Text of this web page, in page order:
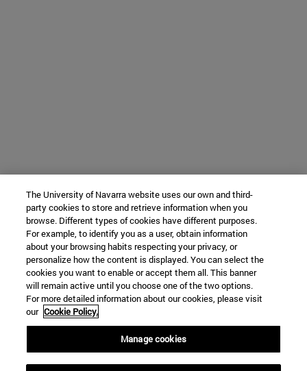
The University of Navarra website uses our own and third-
party cookies to store and retrieve information when you
browse. Different types of cookies have different purposes.
For example, to identify you as a user, obtain information
about your browsing habits respecting your privacy, or
personalize how the content is displayed. You can select the
cookies you want to enable or accept them all. This banner
will remain active until you choose one of the two options.
For more detailed information about our cookies, please visit
our Cookie Policy.
Manage cookies